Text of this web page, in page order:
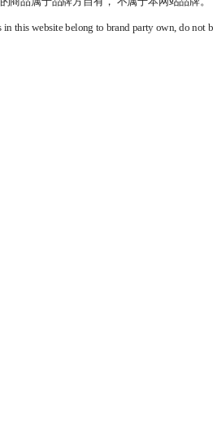
in this website belong to brand party own, do not